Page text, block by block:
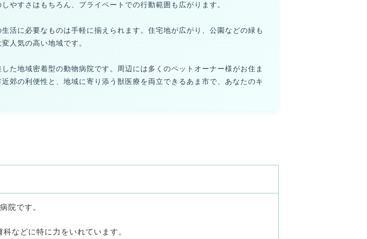
やすさはもちろん、プライベートでの行動範囲も広がります。
活に必要なものは手軽に揃えられます。住宅地が広がり、公園などの緑も
人気の高い地域です。
た地域密着型の動物病院です。周辺には多くのペットオーナー様がお住ま
郊の利便性と、地域に寄り添う獣医療を両立できるあま市で、あなたのキ
院です。
などに特に力をいれています。